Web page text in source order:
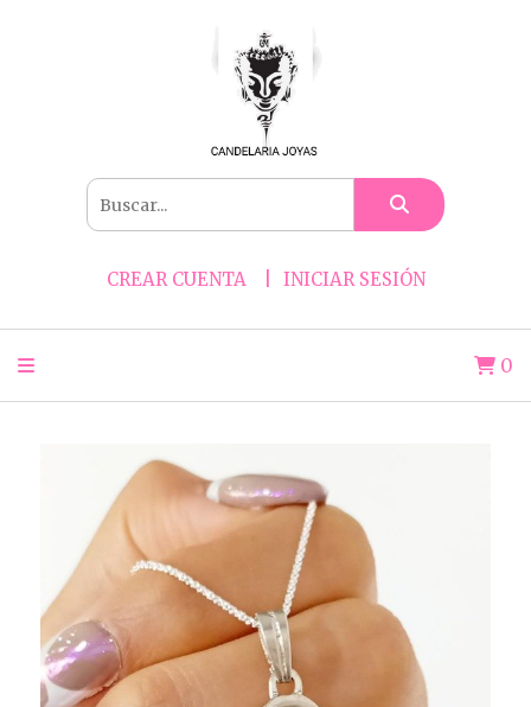
CREAR CUENTA INICIAR SESIÓN
0